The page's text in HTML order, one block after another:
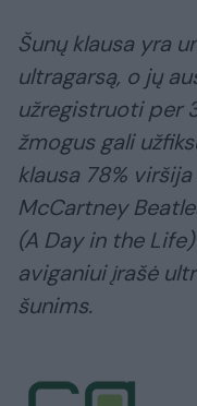
Šunų klausa yra
ultragarsą, o jų
užregistruoti per
žmogus gali
klausa 78%
McCartney
(A Day in the
aviganiui įrašė
šunims.